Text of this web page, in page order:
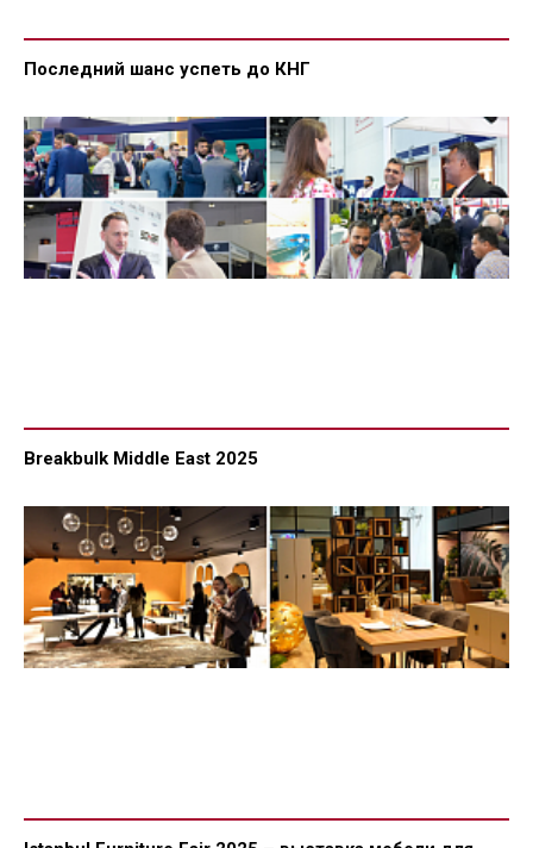
Последний шанс успеть до КНГ
Breakbulk Middle East 2025